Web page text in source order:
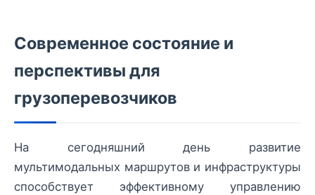
Современное состояние и
перспективы для
грузоперевозчиков
На сегодняшний день развитие
мультимодальных маршрутов и инфраструктуры
способствует эффективному управлению